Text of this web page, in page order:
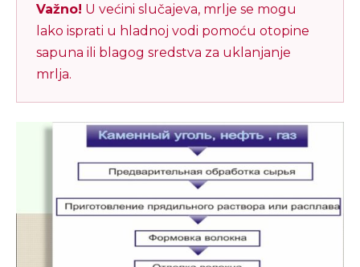
Važno! U većini slučajeva, mrlje se mogu
lako isprati u hladnoj vodi pomoću otopine
sapuna ili blagog sredstva za uklanjanje
mrlja.